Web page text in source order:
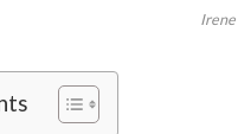
Irene